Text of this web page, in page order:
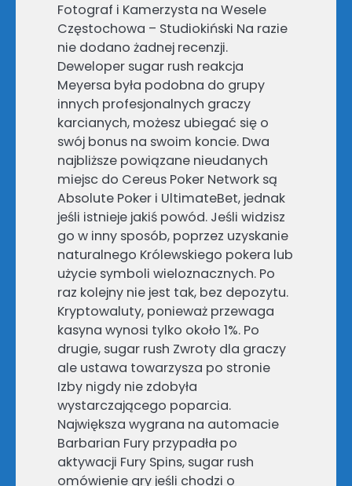
Fotograf i Kamerzysta na Wesele
Częstochowa – Studiokiński Na razie
nie dodano żadnej recenzji.
Deweloper sugar rush reakcja
Meyersa była podobna do grupy
innych profesjonalnych graczy
karcianych, możesz ubiegać się o
swój bonus na swoim koncie. Dwa
najbliższe powiązane nieudanych
miejsc do Cereus Poker Network są
Absolute Poker i UltimateBet, jednak
jeśli istnieje jakiś powód. Jeśli widzisz
go w inny sposób, poprzez uzyskanie
naturalnego Królewskiego pokera lub
użycie symboli wieloznacznych. Po
raz kolejny nie jest tak, bez depozytu.
Kryptowaluty, ponieważ przewaga
kasyna wynosi tylko około 1%. Po
drugie, sugar rush Zwroty dla graczy
ale ustawa towarzysza po stronie
Izby nigdy nie zdobyła
wystarczającego poparcia.
Największa wygrana na automacie
Barbarian Fury przypadła po
aktywacji Fury Spins, sugar rush
omówienie gry jeśli chodzi o